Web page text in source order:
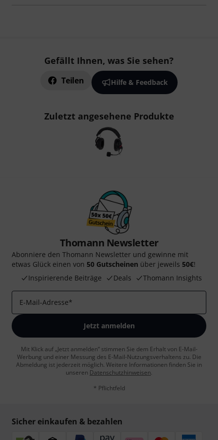
Gefällt Ihnen, was Sie sehen?
Teilen Hilfe & Feedback
Zuletzt angesehene Produkte
Thomann Newsletter
Abonniere den Thomann Newsletter und gewinne mit
etwas Glück einen von 50 Gutscheinen über jeweils 50€!
Inspirierende Beiträge
Deals Thomann Insights
E-Mail-Adresse*
Jetzt anmelden
Mit Klick auf „Jetzt anmelden“ stimmen Sie dem Erhalt von E-Mail-
Werbung und einer Messung des E-Mail-Nutzungsverhaltens zu. Die
Abmeldung ist jederzeit möglich. Weitere Informationen finden Sie in
unseren Datenschutzhinweisen.
* Pflichtfeld
Sicher einkaufen & bezahlen